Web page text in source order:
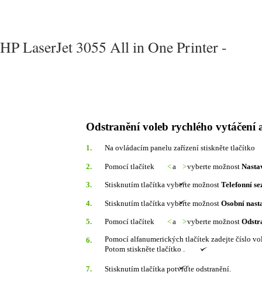
HP LaserJet 3055 All in One Printer -
Odstranění voleb rychlého vytáčení
1. Na ovládacím panelu zařízení stiskněte tlačítko
2. Pomocí tlačítek <a >vyberte možnost
3. Stisknutím tlačítka vyberte možnost Telefonní
4. Stisknutím tlačítka vyberte možnost Osobní
5. Pomocí tlačítek <a >vyberte možnost
6.
Pomocí alfanumerických tlačítek zadejte číslo
Potom stiskněte tlačítko .
7. Stisknutím tlačítka potvrďte odstranění.